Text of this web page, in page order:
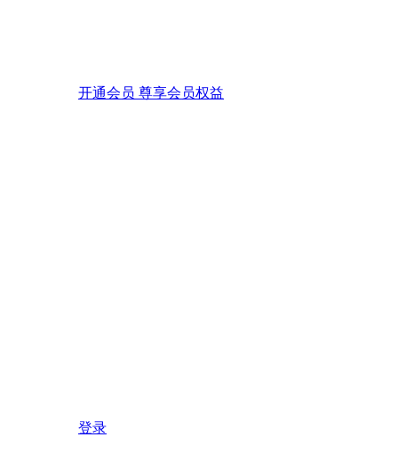
开通会员 尊享会员权益
登录